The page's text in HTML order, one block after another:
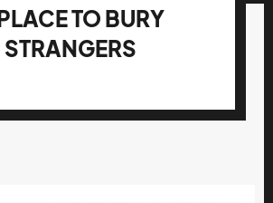
TO BURY
STRANGERS